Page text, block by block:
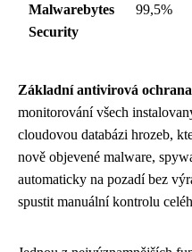
Malwarebytes
Security
99,5%
Základní antivirová ochrana
monitorování všech
cloudovou databázi hrozeb,
nově objevené malware,
automaticky na pozadí bez
spustit manuální kontrolu